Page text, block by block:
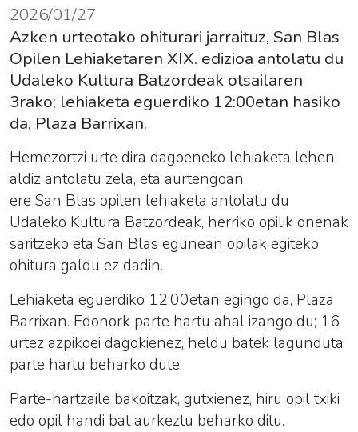
2026/01/27
Azken urteotako ohiturari jarraituz, San Blas
Opilen Lehiaketaren XIX. edizioa antolatu du
Udaleko Kultura Batzordeak otsailaren
3rako; lehiaketa eguerdiko 12:00etan hasiko
da, Plaza Barrixan.
Hemezortzi urte dira dagoeneko lehiaketa lehen
aldiz antolatu zela, eta aurtengoan
ere San Blas opilen lehiaketa antolatu du
Udaleko Kultura Batzordeak, herriko opilik onenak
saritzeko eta San Blas egunean opilak egiteko
ohitura galdu ez dadin.
Lehiaketa eguerdiko 12:00etan egingo da, Plaza
Barrixan. Edonork parte hartu ahal izango du; 16
urtez azpikoei dagokienez, heldu batek lagunduta
parte hartu beharko dute.
Parte-hartzaile bakoitzak, gutxienez, hiru opil txiki
edo opil handi bat aurkeztu beharko ditu.